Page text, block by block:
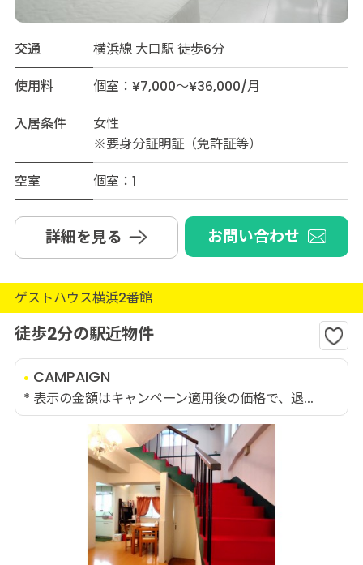
交通
横浜線 大口駅 徒歩6分
使用料
個室：¥7,000～¥36,000/月
入居条件
女性
※要身分証明証（免許証等）
空室
個室：1
詳細を見る お問い合わせ
ゲストハウス横浜2番館
徒歩2分の駅近物件
CAMPAIGN
* 表示の金額はキャンペーン適用後の価格で、退...